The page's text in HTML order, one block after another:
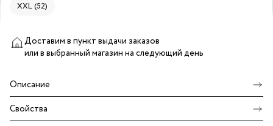
XXL (52)
Доставим в пункт выдачи заказов
или в выбранный магазин на следующий день
Описание
Свойства